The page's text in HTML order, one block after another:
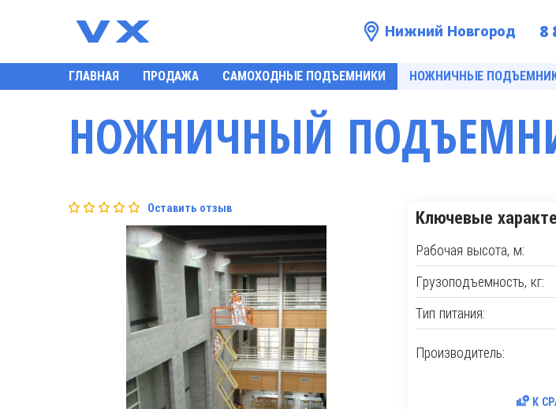
Нижний Новгород 8
ГЛАВНАЯ ПРОДАЖА САМОХОДНЫЕ ПОДЪЕМНИКИ НОЖНИЧНЫЕ
НОЖНИЧНЫЙ
Оставить отзыв Ключевые
Рабочая высота, м:
Грузоподъемность, кг:
Тип питания:
Производитель:
К